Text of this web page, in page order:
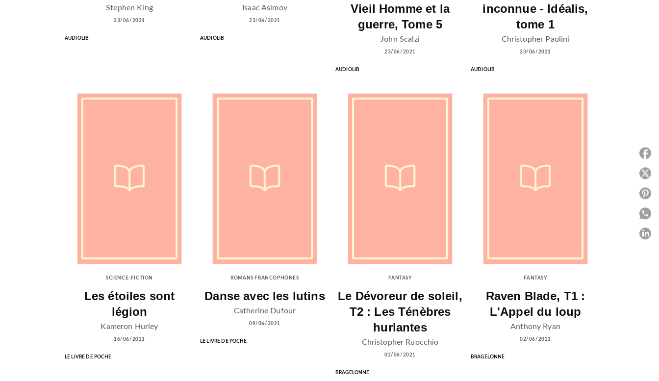
Stephen King
23/06/2021
AUDIOLIB
Isaac Asimov
23/06/2021
AUDIOLIB
Vieil Homme et la
guerre, Tome 5
John Scalzi
23/06/2021
AUDIOLIB
inconnue - Idéalis,
tome 1
Christopher Paolini
23/06/2021
AUDIOLIB
SCIENCE-FICTION
Les étoiles sont
légion
Kameron Hurley
16/06/2021
LE LIVRE DE POCHE
ROMANS FRANCOPHONES
Danse avec les lutins
Catherine Dufour
09/06/2021
LE LIVRE DE POCHE
FANTASY
Le Dévoreur de soleil,
T2 : Les Ténèbres
hurlantes
Christopher Ruocchio
02/06/2021
BRAGELONNE
FANTASY
Raven Blade, T1 :
L'Appel du loup
Anthony Ryan
02/06/2021
BRAGELONNE